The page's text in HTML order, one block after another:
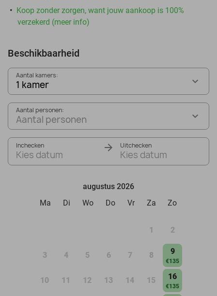
Koop zonder zorgen, want jouw aankoop is 100%
verzekerd (meer info)
Beschikbaarheid
Aantal kamers:
1 kamer
Aantal personen:
Aantal personen
Inchecken
Kies datum
Uitchecken
Kies datum
augustus 2026
Ma
Di Wo Do Vr Za Zo
1 2
3 4 5 6 7 8 9
€135
10 11 12 13 14 15 16
€135